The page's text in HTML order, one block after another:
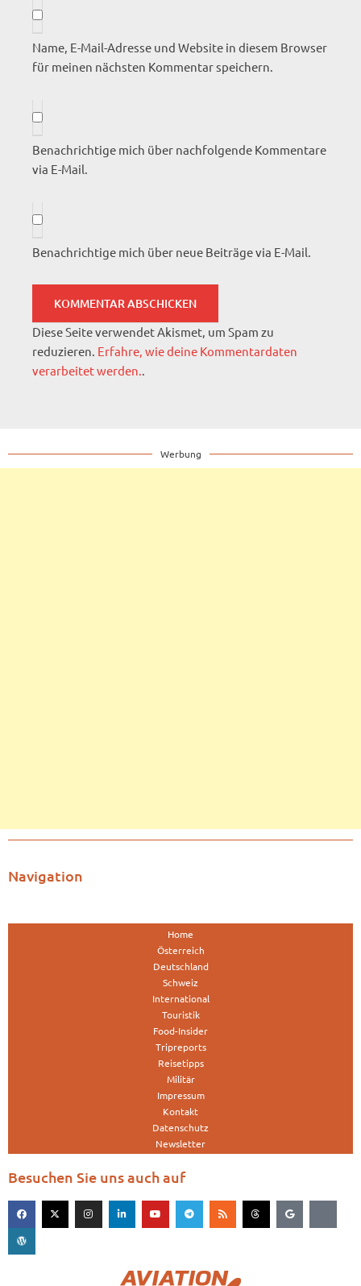
Name, E-Mail-Adresse und Website in diesem Browser
für meinen nächsten Kommentar speichern.
Benachrichtige mich über nachfolgende Kommentare
via E-Mail.
Benachrichtige mich über neue Beiträge via E-Mail.
Diese Seite verwendet Akismet, um Spam zu
reduzieren. Erfahre, wie deine Kommentardaten
verarbeitet werden..
Werbung
Navigation
Home
Österreich
Deutschland
Schweiz
International
Touristik
Food-Insider
Tripreports
Reisetipps
Militär
Impressum
Kontakt
Datenschutz
Newsletter
Besuchen Sie uns auch auf